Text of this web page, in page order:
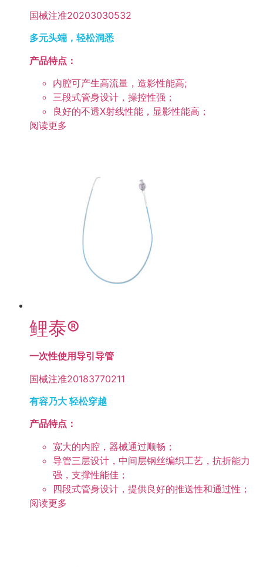
国械注准20203030532
多元头端，轻松洞悉
产品特点：
内腔可产生高流量，造影性能高;
三段式管身设计，操控性强；
良好的不透X射线性能，显影性能高；
阅读更多
鲤泰®
一次性使用导引导管
国械注准20183770211
有容乃大 轻松穿越
产品特点：
宽大的内腔，器械通过顺畅；
导管三层设计，中间层钢丝编织工艺，抗折能力
强，支撑性能佳；
四段式管身设计，提供良好的推送性和通过性；
阅读更多